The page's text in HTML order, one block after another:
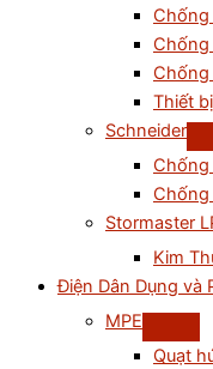
Chống
Chống
Chống
Thiết
Schneider
Chống
Chống
Stormaster
Kim
Điện Dân Dụng và
MPE
Quạt